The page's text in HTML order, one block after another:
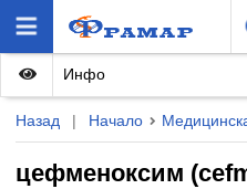
Назад | Начало
цефменоксим
Инфо